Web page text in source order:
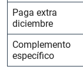
Paga extra
diciembre
Complemento
específico